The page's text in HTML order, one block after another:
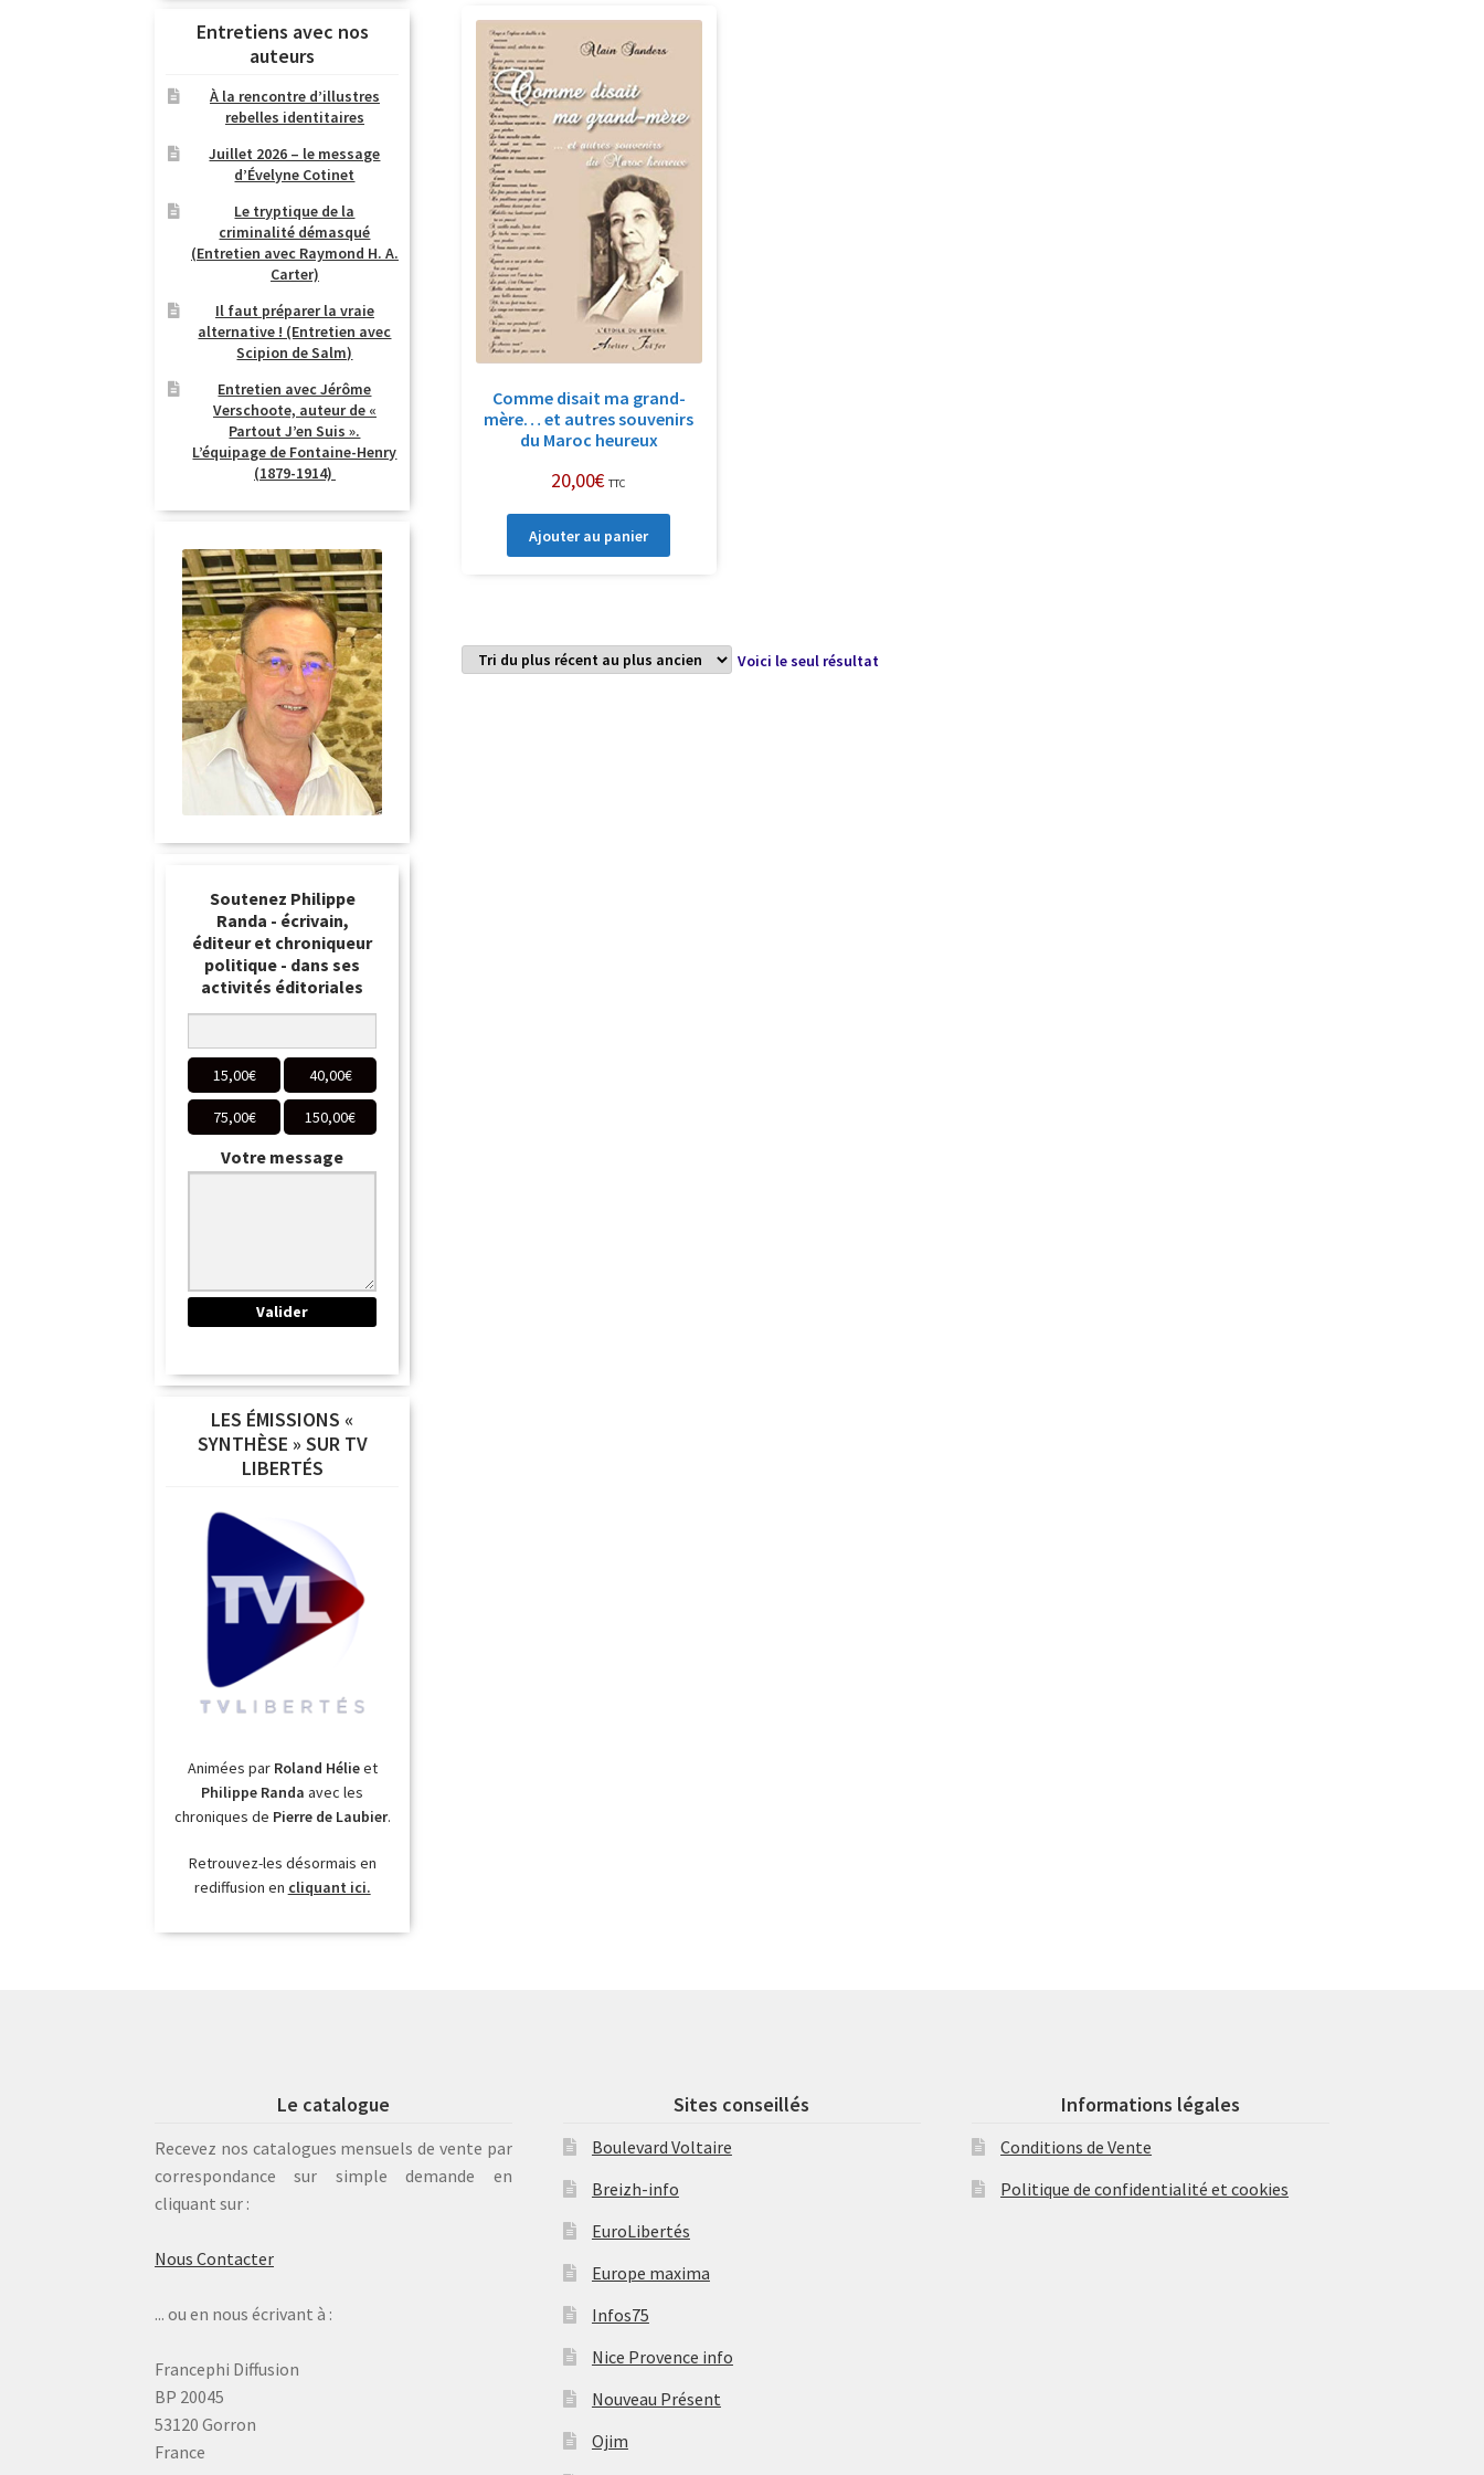
Comme disait ma grand-
mère… et autres souvenirs
du Maroc heureux
20,00€ TTC
Ajouter au panier
Voici le seul résultat
Entretiens avec nos
auteurs
À la rencontre d’illustres
rebelles identitaires
Juillet 2026 – le message
d’Évelyne Cotinet
Le tryptique de la
criminalité démasqué
(Entretien avec Raymond H. A.
Carter)
Il faut préparer la vraie
alternative ! (Entretien avec
Scipion de Salm)
Entretien avec Jérôme
Verschoote, auteur de «
Partout J’en Suis ».
L’équipage de Fontaine-Henry
(1879-1914)
Soutenez Philippe
Randa - écrivain,
éditeur et chroniqueur
politique - dans ses
activités éditoriales
15,00€ 40,00€
75,00€ 150,00€
Votre message
LES ÉMISSIONS «
SYNTHÈSE » SUR TV
LIBERTÉS
Animées par Roland Hélieet
Philippe Randa avec les
chroniques de Pierre de Laubier.
Retrouvez-les désormais en
rediffusion en cliquant ici.
Le catalogue
Recevez nos catalogues mensuels de vente par
correspondance sur simple demande en
cliquant sur :
Nous Contacter
... ou en nous écrivant à :
Francephi Diffusion
BP 20045
53120 Gorron
France
Sites conseillés
Boulevard Voltaire
Breizh-info
EuroLibertés
Europe maxima
Infos75
Nice Provence info
Nouveau Présent
Ojim
Informations légales
Conditions de Vente
Politique de confidentialité et cookies